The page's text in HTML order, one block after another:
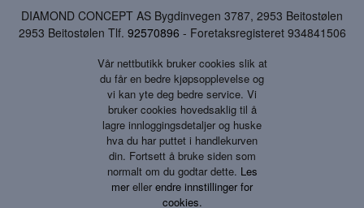
DIAMOND CONCEPT AS Bygdinvegen 3787, 2953 Beitostølen
2953 Beitostølen Tlf. 92570896 - Foretaksregisteret 934841506
Vår nettbutikk bruker cookies slik at
du får en bedre kjøpsopplevelse og
vi kan yte deg bedre service. Vi
bruker cookies hovedsaklig til å
lagre innloggingsdetaljer og huske
hva du har puttet i handlekurven
din. Fortsett å bruke siden som
normalt om du godtar dette. Les
mereller endre innstillinger for
cookies.